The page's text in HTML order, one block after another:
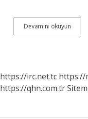
Devamını okuyun
Polat
https://irc.net.tc https://
https://qhn.com.tr